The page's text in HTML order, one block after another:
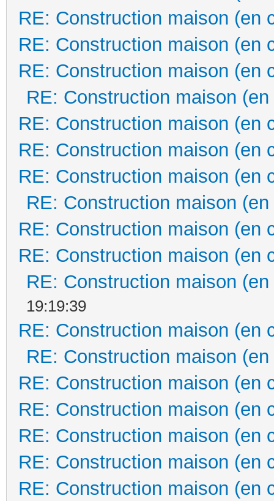
RE: Construction maison (en
RE: Construction maison (en
RE: Construction maison (en
RE: Construction maison
RE: Construction maison (en
RE: Construction maison (en
RE: Construction maison (en
RE: Construction maison
RE: Construction maison (en
RE: Construction maison (en
RE: Construction maison
19:19:39
RE: Construction maison (en
RE: Construction maison
RE: Construction maison (en
RE: Construction maison (en
RE: Construction maison (en
RE: Construction maison (en
RE: Construction maison (en